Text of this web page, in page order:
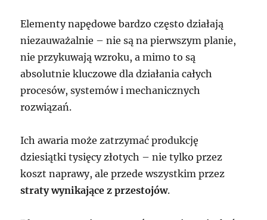
Elementy napędowe bardzo często działają
niezauważalnie – nie są na pierwszym planie,
nie przykuwają wzroku, a mimo to są
absolutnie kluczowe dla działania całych
procesów, systemów i mechanicznych
rozwiązań.
Ich awaria może zatrzymać produkcję
dziesiątki tysięcy złotych – nie tylko przez
koszt naprawy, ale przede wszystkim przez
straty wynikające z przestojów.